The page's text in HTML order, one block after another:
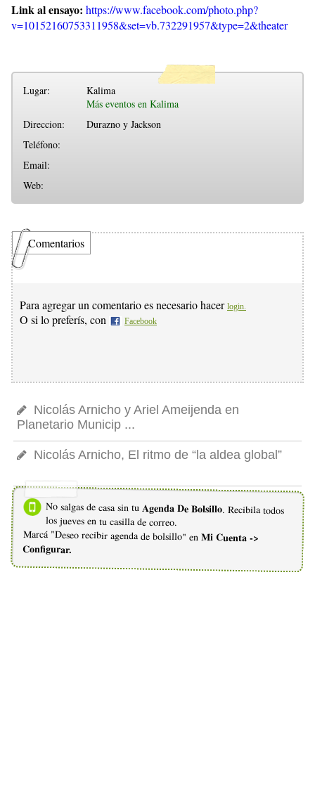
Link al ensayo: https://www.facebook.com/photo.php?
v=10152160753311958&set=vb.732291957&type=2&theater
Lugar:
Kalima
Más eventos en Kalima
Direccion:
Durazno y Jackson
Teléfono:
Email:
Web:
Comentarios
Para agregar un comentario es necesario hacer login.
O si lo preferís, con Facebook
Nicolás Arnicho y Ariel Ameijenda en
Planetario Municip ...
Nicolás Arnicho, El ritmo de “la aldea global”
No salgas de casa sin tu Agenda De Bolsillo. Recibila todos
los jueves en tu casilla de correo.
Marcá "Deseo recibir agenda de bolsillo" en Mi Cuenta ->
Configurar.